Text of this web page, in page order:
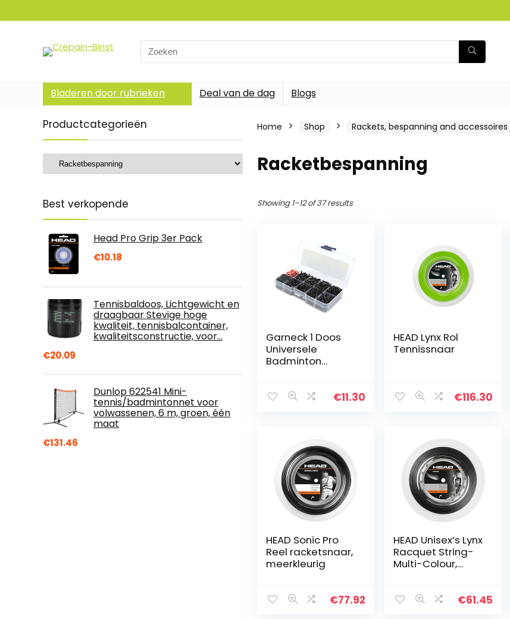
Search
for:
Bladeren door rubrieken Deal van de dag Blogs
Productcategorieën
Best verkopende
Head Pro Grip 3er Pack
€10.18
Tennisbaldoos, Lichtgewicht en
draagbaar Stevige hoge
kwaliteit, tennisbalcontainer,
kwaliteitsconstructie, voor…
€20.09
Dunlop 622541 Mini-
tennis/badmintonnet voor
volwassenen, 6 m, groen, één
maat
€131.46
Home Shop Rackets, bespanning and accessoires
Racketbespanning
Showing 1–12 of 37 results
Garneck 1 Doos
Universele
Badminton
Racquet Oogjes
€11.30
HEAD Lynx Rol
Tennissnaar
€116.30
HEAD Sonic Pro
Reel racketsnaar,
meerkleurig
€77.92
HEAD Unisex’s Lynx
Racquet String-
Multi-Colour,
€61.45